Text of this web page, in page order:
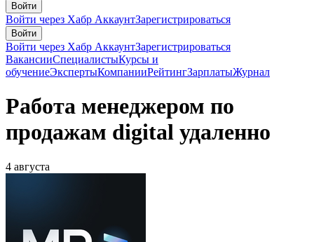
Войти
Войти через Хабр АккаунтЗарегистрироваться
Войти
Войти через Хабр АккаунтЗарегистрироваться
ВакансииСпециалистыКурсы и
обучениеЭкспертыКомпанииРейтингЗарплатыЖурнал
Работа менеджером по
продажам digital удаленно
4 августа